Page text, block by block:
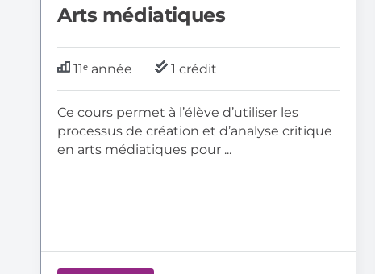
Arts médiatiques
11ᵉ année 1 crédit
Ce cours permet à l’élève d’utiliser les
processus de création et d’analyse critique
en arts médiatiques pour ...